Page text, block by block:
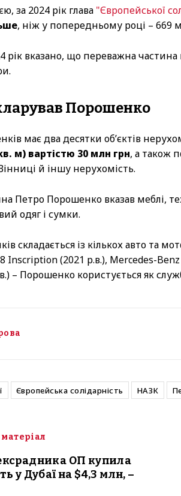
за 2024 рік глава "Європейської
, ніж у попередньому році – 669
рік вказано, що переважна
Порошенко
має два десятки об’єктів
м) вартістю 30 млн грн, а також
й іншу нерухомість.
Петро Порошенко вказав меблі,
одяг і сумки.
складається із кількох авто та
Inscription (2021 р.в.), Mercedes-
– Порошенко користується як
Європейська солідарність НАЗК
ОП купила
у Дубаї на $4,3 млн, –